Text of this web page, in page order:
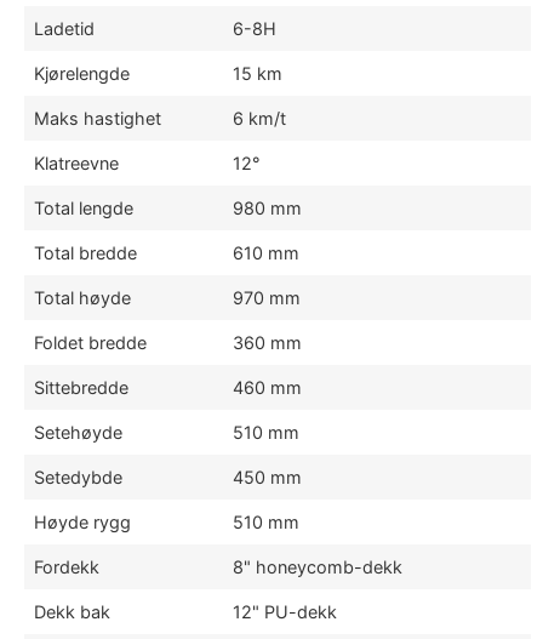
Ladetid 6-8H
Kjørelengde 15 km
Maks hastighet 6 km/t
Klatreevne 12°
Total lengde 980 mm
Total bredde 610 mm
Total høyde 970 mm
Foldet bredde 360 mm
Sittebredde 460 mm
Setehøyde 510 mm
Setedybde 450 mm
Høyde rygg 510 mm
Fordekk 8" honeycomb-dekk
Dekk bak 12" PU-dekk